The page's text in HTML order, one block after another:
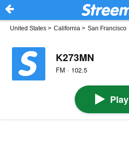
United States > California > San Francisco
K273MN
FM · 102.5
Play